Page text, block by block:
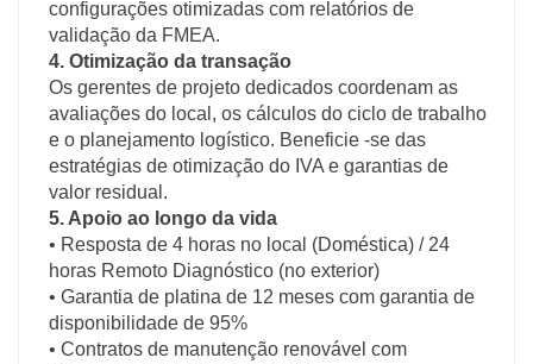
configurações otimizadas com relatórios de
validação da FMEA.
4. Otimização da transação
Os gerentes de projeto dedicados coordenam as
avaliações do local, os cálculos do ciclo de trabalho
e o planejamento logístico. Beneficie -se das
estratégias de otimização do IVA e garantias de
valor residual.
5. Apoio ao longo da vida
• Resposta de 4 horas no local (Doméstica) / 24
horas Remoto Diagnóstico (no exterior)
• Garantia de platina de 12 meses com garantia de
disponibilidade de 95%
• Contratos de manutenção renovável com